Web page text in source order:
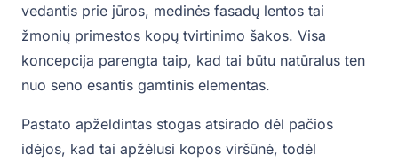
vedantis prie jūros, medinės fasadų lentos tai
žmonių primestos kopų tvirtinimo šakos. Visa
koncepcija parengta taip, kad tai būtu natūralus ten
nuo seno esantis gamtinis elementas.
Pastato apželdintas stogas atsirado dėl pačios
idėjos, kad tai apžėlusi kopos viršūnė, todėl